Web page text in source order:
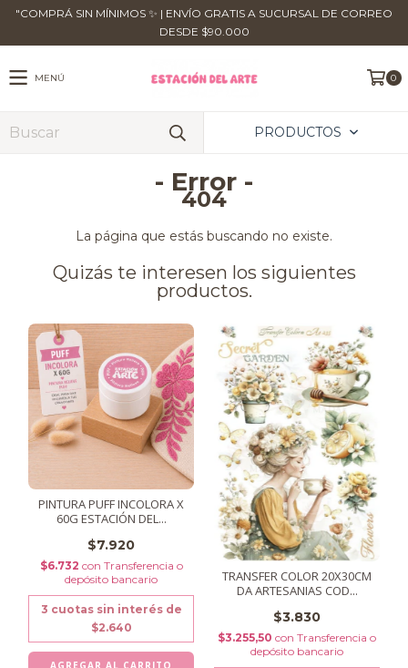
​"COMPRÁ SIN MÍNIMOS ✨ | ENVÍO GRATIS A SUCURSAL DE CORREO
DESDE $90.000
MENÚ 0
PRODUCTOS
- Error -
404
La página que estás buscando no existe.
Quizás te interesen los siguientes
productos.
PINTURA PUFF INCOLORA X
60G ESTACIÓN DEL...
$7.920
$6.732 con Transferencia o
depósito bancario
3 cuotas sin interés de
$2.640
TRANSFER COLOR 20X30CM
DA ARTESANIAS COD...
$3.830
$3.255,50 con Transferencia o
depósito bancario